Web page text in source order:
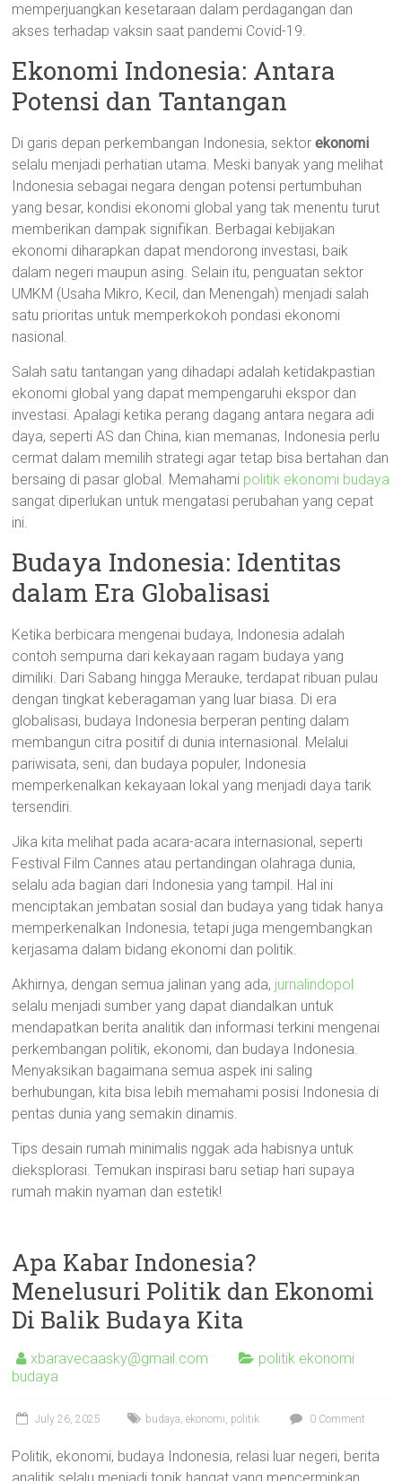
memperjuangkan kesetaraan dalam perdagangan dan
akses terhadap vaksin saat pandemi Covid-19.
Ekonomi Indonesia: Antara
Potensi dan Tantangan
Di garis depan perkembangan Indonesia, sektorekonomi
selalu menjadi perhatian utama. Meski banyak yang melihat
Indonesia sebagai negara dengan potensi pertumbuhan
yang besar, kondisi ekonomi global yang tak menentu turut
memberikan dampak signifikan. Berbagai kebijakan
ekonomi diharapkan dapat mendorong investasi, baik
dalam negeri maupun asing. Selain itu, penguatan sektor
UMKM (Usaha Mikro, Kecil, dan Menengah) menjadi salah
satu prioritas untuk memperkokoh pondasi ekonomi
nasional.
Salah satu tantangan yang dihadapi adalah ketidakpastian
ekonomi global yang dapat mempengaruhi ekspor dan
investasi. Apalagi ketika perang dagang antara negara adi
daya, seperti AS dan China, kian memanas, Indonesia perlu
cermat dalam memilih strategi agar tetap bisa bertahan dan
bersaing di pasar global. Memahami politik ekonomi budaya
sangat diperlukan untuk mengatasi perubahan yang cepat
ini.
Budaya Indonesia: Identitas
dalam Era Globalisasi
Ketika berbicara mengenai budaya, Indonesia adalah
contoh sempurna dari kekayaan ragam budaya yang
dimiliki. Dari Sabang hingga Merauke, terdapat ribuan pulau
dengan tingkat keberagaman yang luar biasa. Di era
globalisasi, budaya Indonesia berperan penting dalam
membangun citra positif di dunia internasional. Melalui
pariwisata, seni, dan budaya populer, Indonesia
memperkenalkan kekayaan lokal yang menjadi daya tarik
tersendiri.
Jika kita melihat pada acara-acara internasional, seperti
Festival Film Cannes atau pertandingan olahraga dunia,
selalu ada bagian dari Indonesia yang tampil. Hal ini
menciptakan jembatan sosial dan budaya yang tidak hanya
memperkenalkan Indonesia, tetapi juga mengembangkan
kerjasama dalam bidang ekonomi dan politik.
Akhirnya, dengan semua jalinan yang ada, jurnalindopol
selalu menjadi sumber yang dapat diandalkan untuk
mendapatkan berita analitik dan informasi terkini mengenai
perkembangan politik, ekonomi, dan budaya Indonesia.
Menyaksikan bagaimana semua aspek ini saling
berhubungan, kita bisa lebih memahami posisi Indonesia di
pentas dunia yang semakin dinamis.
Tips desain rumah minimalis nggak ada habisnya untuk
dieksplorasi. Temukan inspirasi baru setiap hari supaya
rumah makin nyaman dan estetik!
Apa Kabar Indonesia?
Menelusuri Politik dan Ekonomi
Di Balik Budaya Kita
xbaravecaasky@gmail.com
politik ekonomi
budaya
July 26, 2025 budaya,ekonomi, politik 0 Comment
Politik, ekonomi, budaya Indonesia, relasi luar negeri, berita